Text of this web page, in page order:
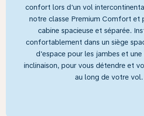
confort lors d'un vol
notre classe Premium Comfort et
cabine spacieuse et séparée.
confortablement dans un siège
d'espace pour les jambes et une
inclinaison, pour vous détendre et
au long de votre vol.